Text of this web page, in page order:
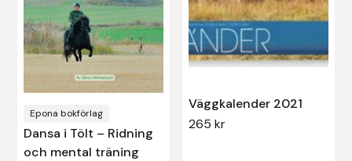
Epona bokförlag
Dansa i Tölt – Ridning
och mental träning
Väggkalender 2021
265 kr
Sigga Ævars
Sivart Bokförlag
Sonnenreiter
Star